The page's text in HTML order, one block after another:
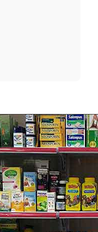
trợ bởi Aleve
220mg
người thường sống
bị đau lưng tại một